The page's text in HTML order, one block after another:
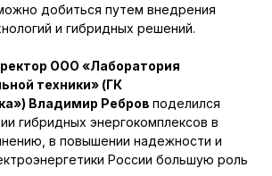
добиться путем внедрения
и гибридных решений.
ООО «Лаборатория
техники» (ГК
Владимир Ребров поделился
гибридных энергокомплексов в
в повышении надежности и
России большую роль